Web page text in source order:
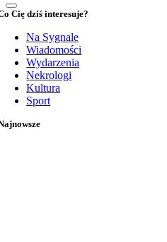
Cię dziś interesuje?
Na Sygnale
Wiadomości
Wydarzenia
Nekrologi
Kultura
Sport